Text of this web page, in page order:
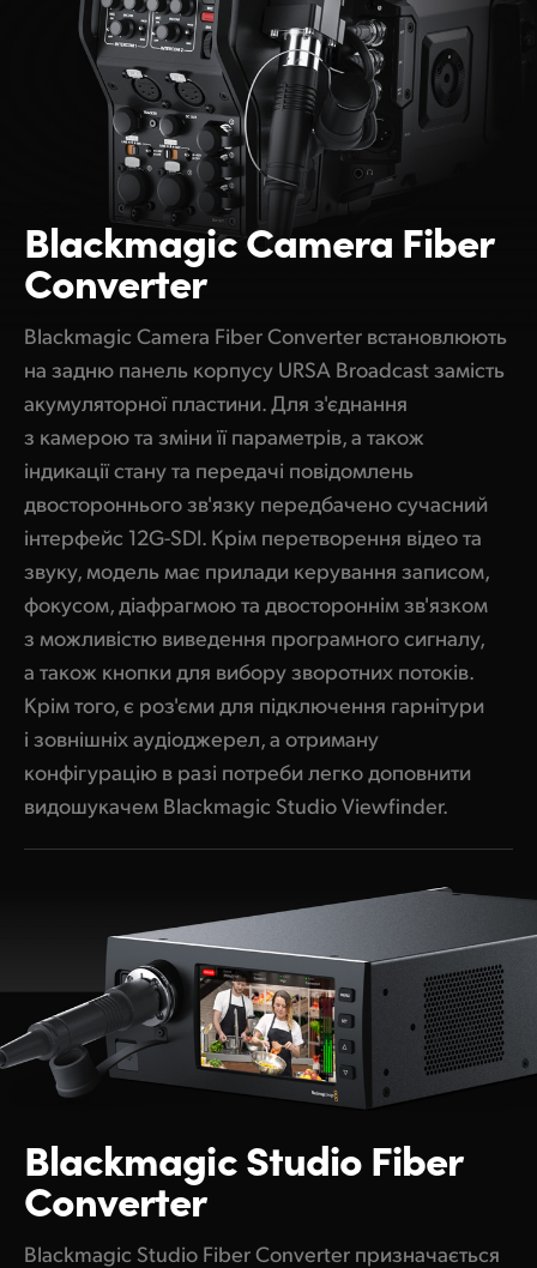
BlackmagicCamera Fiber
Converter
Blackmagic Camera Fiber Converter встановлюють
на задню панель корпусу URSA Broadcast замість
акумуляторної пластини. Для з'єднання
з камерою та зміни її параметрів, а також
індикації стану та передачі повідомлень
двостороннього зв'язку передбачено сучасний
інтерфейс 12G-SDI. Крім перетворення відео та
звуку, модель має прилади керування записом,
фокусом, діафрагмою та двостороннім зв'язком
з можливістю виведення програмного сигналу,
а також кнопки для вибору зворотних потоків.
Крім того, є роз'єми для підключення гарнітури
і зовнішніх аудіоджерел, а отриману
конфігурацію в разі потреби легко доповнити
видошукачем Blackmagic Studio Viewfinder.
BlackmagicStudio Fiber
Converter
Blackmagic Studio Fiber Converter призначається